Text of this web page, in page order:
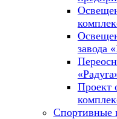
завода
Проект
Спортивные